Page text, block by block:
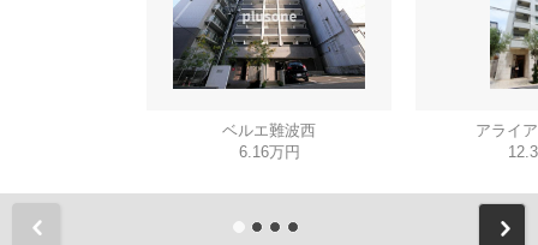
ベルエ難波西
6.16万円
アライ